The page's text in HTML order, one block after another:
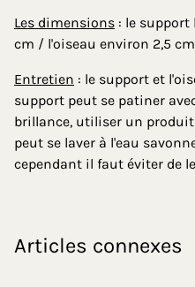
Les dimensions : le support
cm / l'oiseau environ 2,5
Entretien : le support et
support peut se patiner
brillance, utiliser un
peut se laver à l'eau
cependant il faut éviter de
Articles connexes